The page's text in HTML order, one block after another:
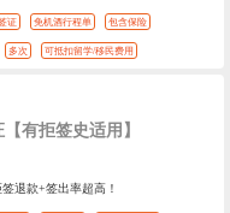
证 免机酒行程单 包含保险
多次 可抵扣留学/移民费用
有拒签史适用】
退款+签出率超高！